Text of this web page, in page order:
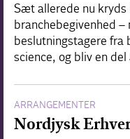
Sæt allerede nu
branchebegivenhed
beslutningstagere fra
science, og bliv en
ARRANGEMENTER
Nordjysk